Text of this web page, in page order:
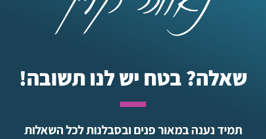
שאלה? בטח יש לנו תשובה!
תמיד נענה במאור פנים ובסבלנות לכל השאלות